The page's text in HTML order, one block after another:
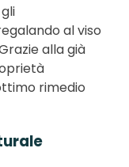
al viso
alla già
rimedio